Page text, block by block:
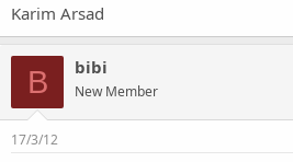
Karim Arsad
B bibi
New Member
17/3/12